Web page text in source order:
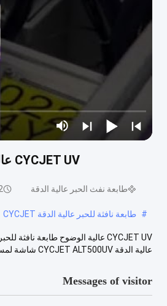
CYCJET UV عالية الوضوح طابعة نافثة للحبر PVC بطاقة آلة طباعة رمز الاستجابة السريعة
طابعة نفث الحبر عالية الدقة
# طابعة نافثة للحبر عالية الدقة CYCJET
عالية الدقة CYCJET ALT500UV شاشة لمس ملونة 10 بوصات ، مما يجعل إ...
Messages of visitor